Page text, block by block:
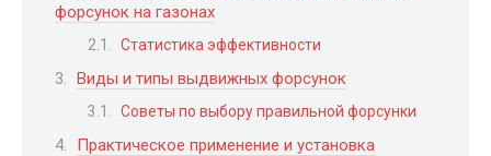
форсунок на газонах
Статистика эффективности
Виды и типы выдвижных форсунок
Советы по выбору правильной форсунки
Практическое применение и установка